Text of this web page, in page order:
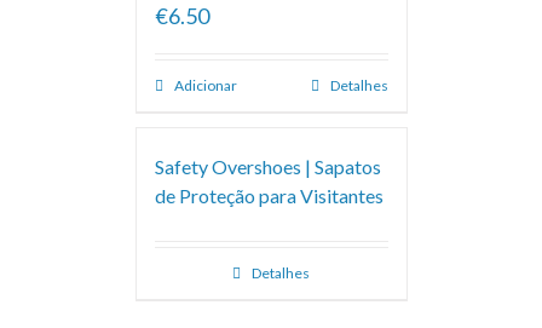
€6.50
Adicionar Detalhes
Safety Overshoes | Sapatos
de Proteção para Visitantes
Detalhes